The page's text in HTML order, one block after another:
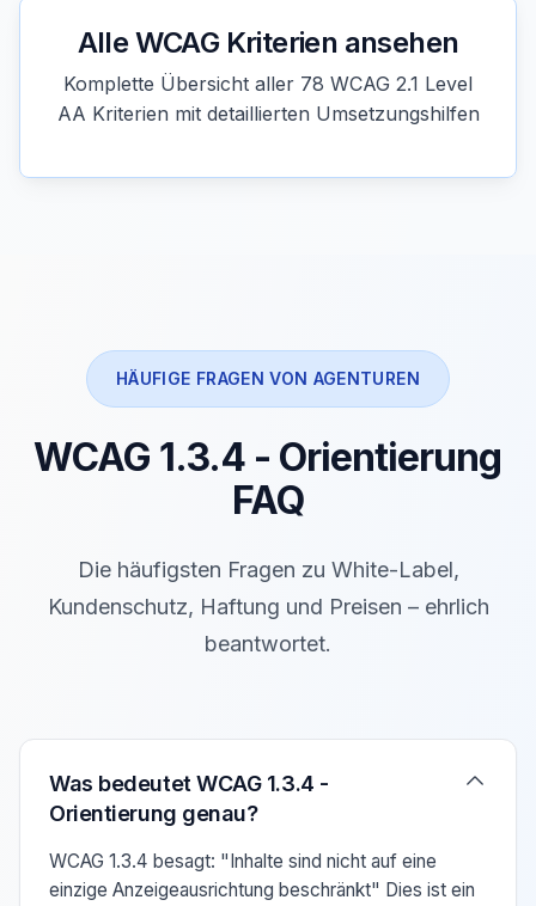
Alle WCAG Kriterien ansehen
Komplette Übersicht aller 78 WCAG 2.1 Level
AA Kriterien mit detaillierten Umsetzungshilfen
HÄUFIGE FRAGEN VON AGENTUREN
WCAG 1.3.4 - Orientierung
FAQ
Die häufigsten Fragen zu White-Label,
Kundenschutz, Haftung und Preisen – ehrlich
beantwortet.
Verwenden Sie die Pfeiltasten Auf/Ab um zwischen
Was bedeutet WCAG 1.3.4 -
Orientierung genau?
WCAG 1.3.4 besagt: "Inhalte sind nicht auf eine
einzige Anzeigeausrichtung beschränkt" Dies ist ein